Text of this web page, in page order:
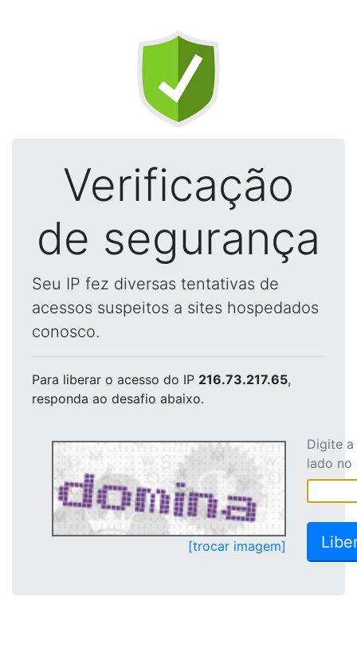
Verificação
de segurança
Seu IP fez diversas tentativas de
acessos suspeitos a sites hospedados
conosco.
Para liberar o acesso do IP 216.73.217.65,
responda ao desafio abaixo.
[trocar imagem]
Digite
lado no